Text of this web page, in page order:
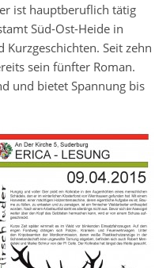
ist hauptberuflich tätig
Süd-Ost-Heide in
Seit zehn
sein fünfter Roman.
und bietet Spannung bis